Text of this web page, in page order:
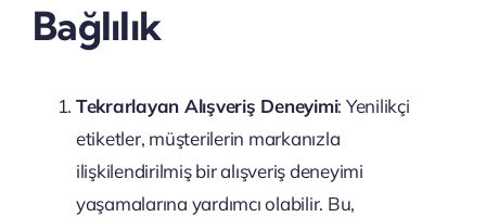
Bağlılık
Tekrarlayan Alışveriş Deneyimi: Yenilikçi
etiketler, müşterilerin markanızla
ilişkilendirilmiş bir alışveriş deneyimi
yaşamalarına yardımcı olabilir. Bu,